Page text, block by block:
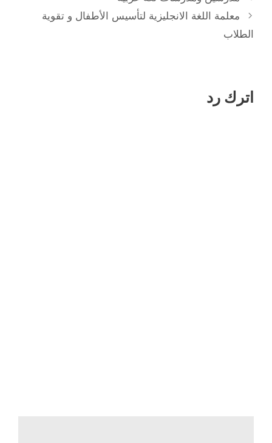
معلمة اللغة الانجليزية لتأسيس الأطفال و تقوية
الطلاب
اترك رد